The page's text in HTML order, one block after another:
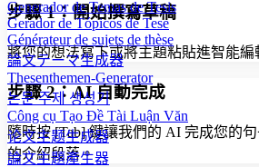
Generador de Temas de Tesis
Gerador de Tópicos de Tese
Générateur de sujets de thèse
論文テーマ生成器
Thesenthemen-Generator
논문 주제 생성기
Công cụ Tạo Đề Tài Luận Văn
论文主题生成器
論文主題產生器
步驟 1：開始撰寫草稿
將您的想法寫下或將主題粘貼進智能編
步驟 2：AI 自動完成
隨時按 [Tab] 鍵讓我們的 AI 完成您的
的介紹段落。